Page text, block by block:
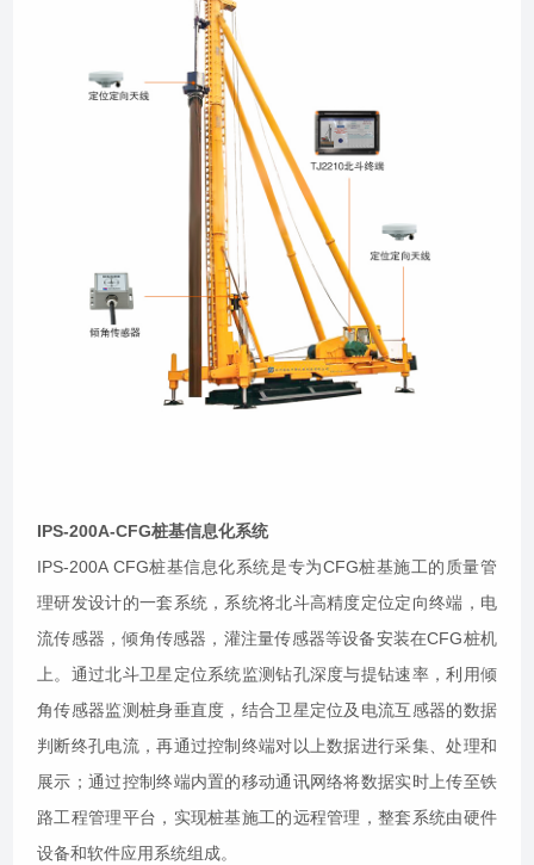
IPS-200A-CFG桩基信息化系统
IPS-200A CFG桩基信息化系统是专为CFG桩基施工的质量管
理研发设计的一套系统，系统将北斗高精度定位定向终端，电
流传感器，倾角传感器，灌注量传感器等设备安装在CFG桩机
上。通过北斗卫星定位系统监测钻孔深度与提钻速率，利用倾
角传感器监测桩身垂直度，结合卫星定位及电流互感器的数据
判断终孔电流，再通过控制终端对以上数据进行采集、处理和
展示；通过控制终端内置的移动通讯网络将数据实时上传至铁
路工程管理平台，实现桩基施工的远程管理，整套系统由硬件
设备和软件应用系统组成。